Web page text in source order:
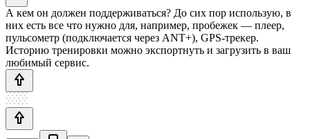
А кем он должен поддерживаться? До сих пор использую, в
них есть все что нужно для, например, пробежек — плеер,
пульсометр (подключается через ANT+), GPS-трекер.
Историю тренировки можно экспортнуть и загрузить в ваш
любимый сервис.